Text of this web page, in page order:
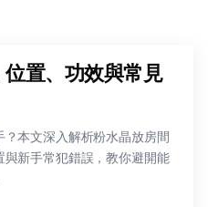
置、功效與常見
本文深入解析粉水晶放房間
新手常犯錯誤，教你避開能